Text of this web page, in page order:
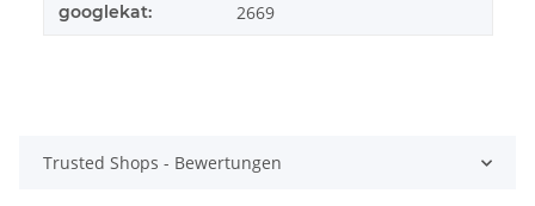
googlekat: 2669
Trusted Shops - Bewertungen